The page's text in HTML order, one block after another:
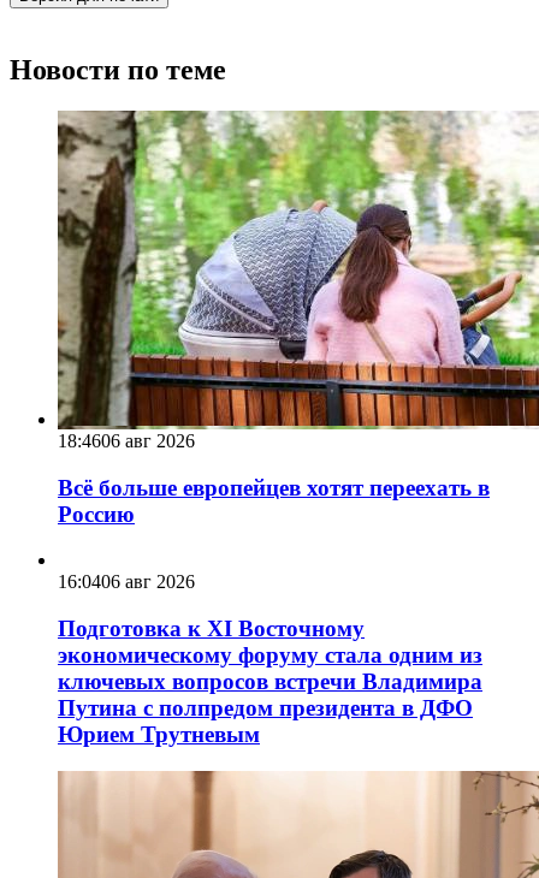
Новости по теме
18:4606 авг 2026
Всё больше европейцев хотят переехать в
Россию
16:0406 авг 2026
Подготовка к XI Восточному
экономическому форуму стала одним из
ключевых вопросов встречи Владимира
Путина с полпредом президента в ДФО
Юрием Трутневым